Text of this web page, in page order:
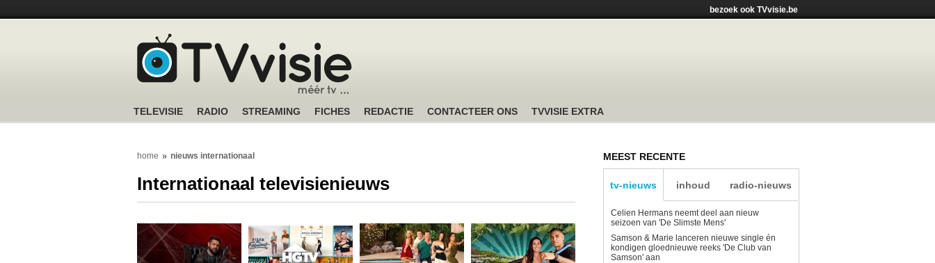
bezoek ook TVvisie.be
TELEVISIE RADIO STREAMING FICHES REDACTIE CONTACTEER ONS TVVISIE EXTRA
home nieuws internationaal
Internationaal televisienieuws
MEEST RECENTE
tv-nieuws inhoud radio-nieuws
Celien Hermans neemt deel aan nieuw
seizoen van 'De Slimste Mens'
Samson & Marie lanceren nieuwe single én
kondigen gloednieuwe reeks 'De Club van
Samson' aan